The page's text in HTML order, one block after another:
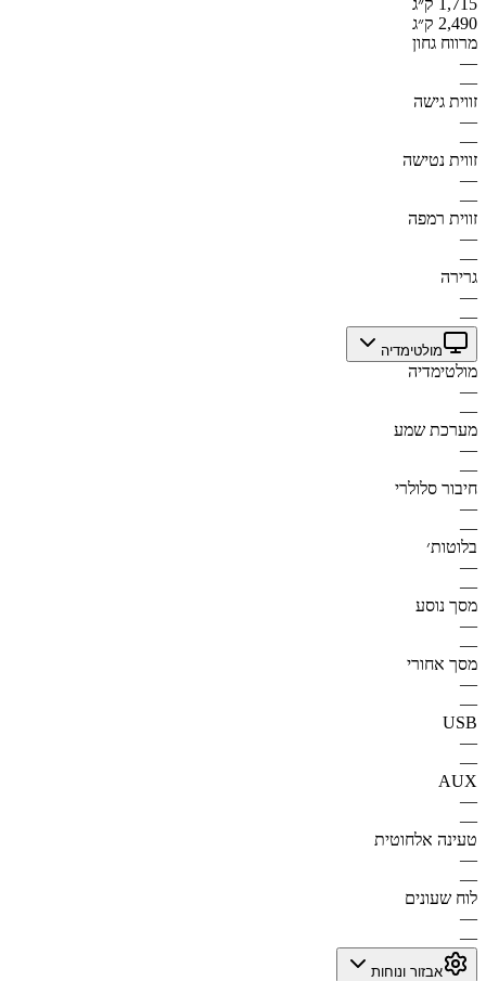
2,490 ק״ג
מרווח גחון
—
—
זווית גישה
—
—
זווית נטישה
—
—
זווית רמפה
—
—
גרירה
—
—
מולטימדיה
מולטימדיה
—
—
מערכת שמע
—
—
חיבור סלולרי
—
—
בלוטות׳
—
—
מסך נוסע
—
—
מסך אחורי
—
—
USB
—
—
AUX
—
—
טעינה אלחוטית
—
—
לוח שעונים
—
—
אבזור ונוחות